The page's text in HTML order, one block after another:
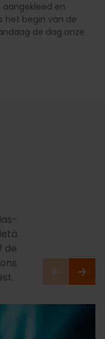
en
het begin van de
de dag onze
de